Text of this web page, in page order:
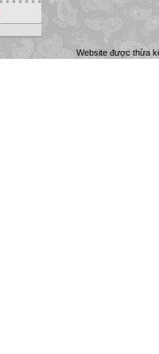
Website được thừa